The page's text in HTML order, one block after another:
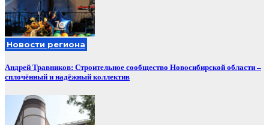
Новости региона
Андрей Травников: Строительное сообщество Новосибирской области –
сплочённый и надёжный коллектив